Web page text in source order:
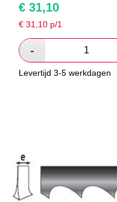
€ 31,10
€31,10 p/1
Levertijd 3-5 werkdagen